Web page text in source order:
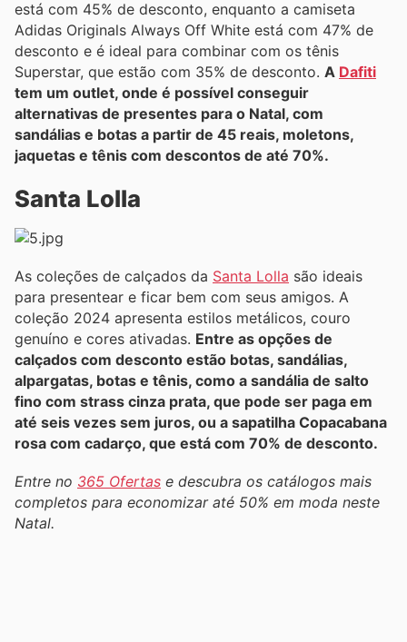
está com 45% de desconto, enquanto a camiseta
Adidas Originals Always Off White está com 47% de
desconto e é ideal para combinar com os tênis
Superstar, que estão com 35% de desconto. A Dafiti
tem um outlet, onde é possível conseguir
alternativas de presentes para o Natal, com
sandálias e botas a partir de 45 reais, moletons,
jaquetas e tênis com descontos de até 70%.
Santa Lolla
As coleções de calçados da Santa Lolla são ideais
para presentear e ficar bem com seus amigos. A
coleção 2024 apresenta estilos metálicos, couro
genuíno e cores ativadas. Entre as opções de
calçados com desconto estão botas, sandálias,
alpargatas, botas e tênis, como a sandália de salto
fino com strass cinza prata, que pode ser paga em
até seis vezes sem juros, ou a sapatilha Copacabana
rosa com cadarço, que está com 70% de desconto.
Entre no 365 Ofertas e descubra os catálogos mais
completos para economizar até 50% em moda neste
Natal.